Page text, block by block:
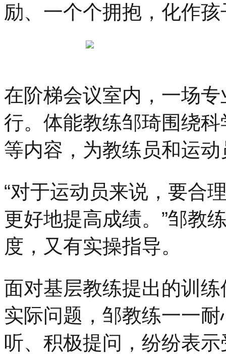
励、一个个拥抱，化作
在阶梯会议室内，一场
行。体能教练邹琦围绕
等内容，为教练员和运
“对于运动员来说，要合
更好地提高成绩。”邹教
度，又有实操指导。
面对基层教练提出的训
实际问题，邹教练一一
听、积极提问，纷纷表